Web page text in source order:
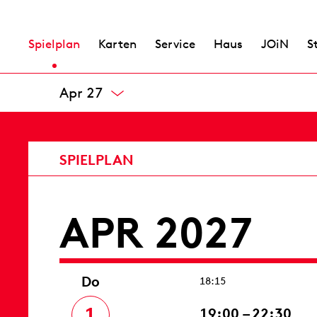
Spielplan Karten Service Haus JOiN
Mär 27
APR 2027
Do 18:15
19:00 – 22:30